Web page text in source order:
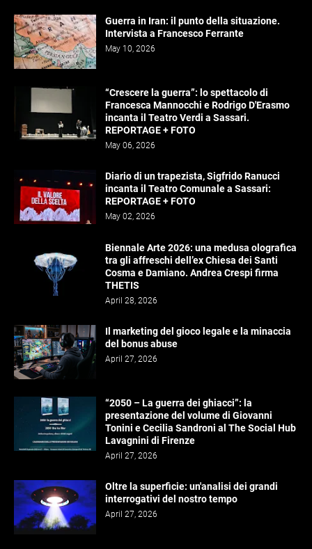
Guerra in Iran: il punto della situazione.
Intervista a Francesco Ferrante
May 10, 2026
“Crescere la guerra”: lo spettacolo di
Francesca Mannocchi e Rodrigo D'Erasmo
incanta il Teatro Verdi a Sassari.
REPORTAGE + FOTO
May 06, 2026
Diario di un trapezista, Sigfrido Ranucci
incanta il Teatro Comunale a Sassari:
REPORTAGE + FOTO
May 02, 2026
Biennale Arte 2026: una medusa olografica
tra gli affreschi dell’ex Chiesa dei Santi
Cosma e Damiano. Andrea Crespi firma
THETIS
April 28, 2026
Il marketing del gioco legale e la minaccia
del bonus abuse
April 27, 2026
“2050 – La guerra dei ghiacci”: la
presentazione del volume di Giovanni
Tonini e Cecilia Sandroni al The Social Hub
Lavagnini di Firenze
April 27, 2026
Oltre la superficie: un'analisi dei grandi
interrogativi del nostro tempo
April 27, 2026